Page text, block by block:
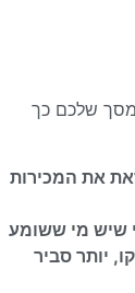
שלכם כך
את המכירות
שיש מי ששומע
יותר סביר